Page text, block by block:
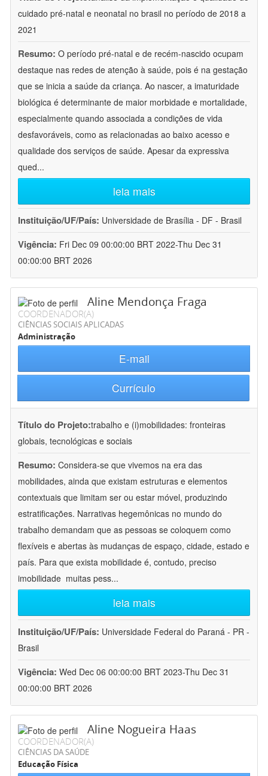
cuidado pré-natal e neonatal no brasil no período de 2018 a
2021
Resumo: O período pré-natal e de recém-nascido ocupam
destaque nas redes de atenção à saúde, pois é na gestação
que se inicia a saúde da criança. Ao nascer, a imaturidade
biológica é determinante de maior morbidade e mortalidade,
especialmente quando associada a condições de vida
desfavoráveis, como as relacionadas ao baixo acesso e
qualidade dos serviços de saúde. Apesar da expressiva
qued...
leia mais
Instituição/UF/País: Universidade de Brasília - DF - Brasil
Vigência: Fri Dec 09 00:00:00 BRT 2022-Thu Dec 31
00:00:00 BRT 2026
Aline Mendonça Fraga
COORDENADOR(A)
CIÊNCIAS SOCIAIS APLICADAS
Administração
E-mail
Currículo
Título do Projeto:trabalho e (i)mobilidades: fronteiras
globais, tecnológicas e sociais
Resumo: Considera-se que vivemos na era das
mobilidades, ainda que existam estruturas e elementos
contextuais que limitam ser ou estar móvel, produzindo
estratificações. Narrativas hegemônicas no mundo do
trabalho demandam que as pessoas se coloquem como
flexíveis e abertas às mudanças de espaço, cidade, estado e
país. Para que exista mobilidade é, contudo, preciso
imobilidade  muitas pess...
leia mais
Instituição/UF/País: Universidade Federal do Paraná - PR -
Brasil
Vigência: Wed Dec 06 00:00:00 BRT 2023-Thu Dec 31
00:00:00 BRT 2026
Aline Nogueira Haas
COORDENADOR(A)
CIÊNCIAS DA SAÚDE
Educação Física